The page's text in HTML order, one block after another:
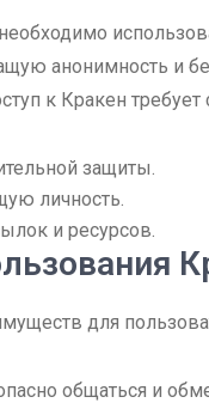
анонимность и
к Кракен
защиты.
личность.
и ресурсов.
для
общаться и